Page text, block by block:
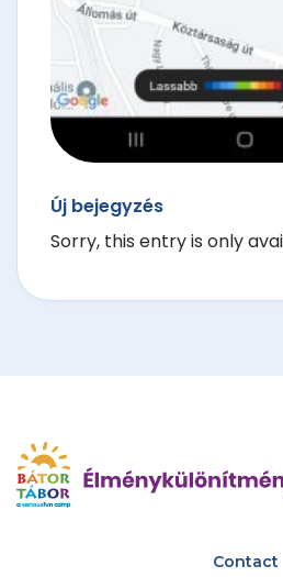
Új bejegyzés
Sorry, this entry is only
Contact